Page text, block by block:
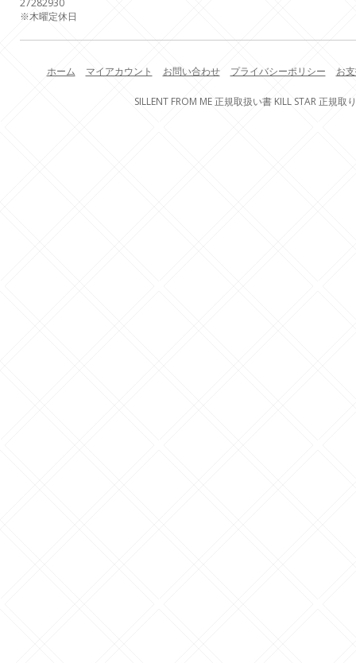
27282930
※木曜定休日
ホーム マイアカウント お問い合わせ プライバシーポリシー お
SILLENT FROM ME 正規取扱い書 KILL STAR 正規